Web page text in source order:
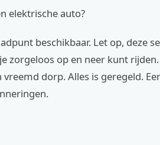
elektrische auto?
beschikbaar. Let op, deze
zorgeloos op en neer kunt
dorp. Alles is geregeld.